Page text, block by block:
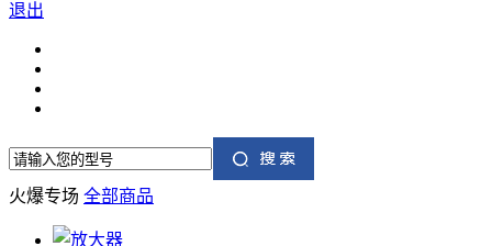
退出
火爆专场 全部商品